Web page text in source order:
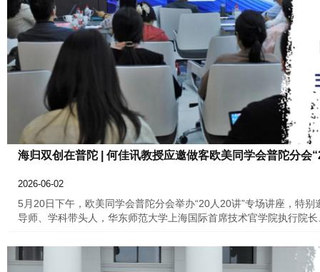
海归双创在普陀 | 何佳讯教授应邀做客欧美同学会普陀分会
2026-06-02
5月20日下午，欧美同学会普陀分会举办“20人20讲”专场讲座，特
导师、学科带头人，华东师范大学上海国际首席技术官学院执行院